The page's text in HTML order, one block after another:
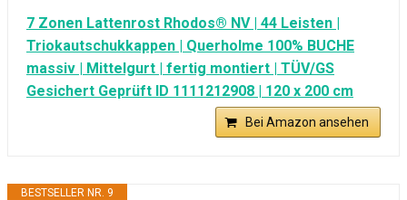
7 Zonen Lattenrost Rhodos® NV | 44 Leisten |
Triokautschukkappen | Querholme 100% BUCHE
massiv | Mittelgurt | fertig montiert | TÜV/GS
Gesichert Geprüft ID 1111212908 | 120 x 200 cm
Bei Amazon ansehen
BESTSELLER NR. 9